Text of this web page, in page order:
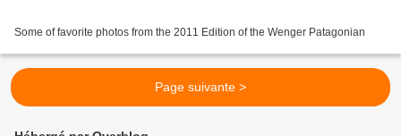
Some of favorite photos from the 2011 Edition of the Wenger Patagonian
Page suivante >